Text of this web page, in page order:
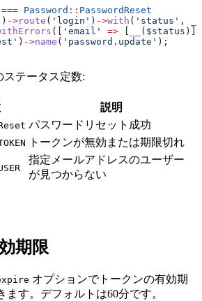
=== Password :: PasswordReset
->route ( 'login' ) ->with ( 'status' ,
([ 'email' => ( $status
) ->name ( 'password.update' );
ステータス定数:
説明
パスワードリセット成功
トークンが無効または期限切れ
指定メールアドレスのユーザー
が見つからない
期限
オプションでトークンの有効期
ます。デフォルトは60分です。